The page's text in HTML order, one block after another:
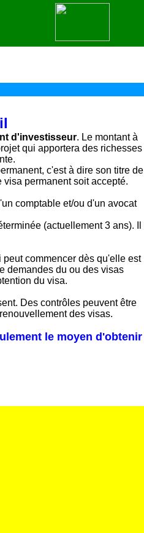
d'investisseur. Le montant à
qui apportera des richesses
c'est à dire son titre de
permanent soit accepté.
comptable et/ou d'un avocat
(actuellement 3 ans). Il
commencer dès qu'elle est
demandes du ou des visas
du visa.
Des contrôles peuvent être
des visas.
le moyen d'obtenir